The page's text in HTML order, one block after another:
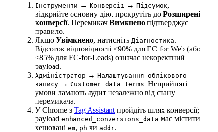
Інструменти → Конверсії → Підсумок,
відкрийте основну дію, прокрутіть до Розширені
конверсії. Перемикач Вимкнено підтверджує
правило.
Якщо Увімкнено, натисніть Діагностика.
Відсоток відповідності <90% для EC-for-Web (або
<85% для EC-for-Leads) означає некоректний
payload.
Адміністратор → Налаштування облікового
запису → Customer data terms. Неприйняті
умови ламають аудит незалежно від стану
перемикача.
У Chrome з Tag Assistant пройдіть шлях конверсії;
payload enhanced_conversions_data має містити
хешовані em, ph чи addr.